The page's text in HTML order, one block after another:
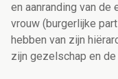
en aanranding van de
vrouw (burgerlijke
hebben van zijn
zijn gezelschap en